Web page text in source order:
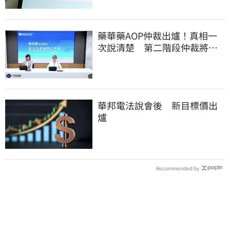
藥華藥AOP仲裁出爐！真相一
次說清楚 第二階段仲裁將聲
華邦電法說會後 新目標價出
爐
Recommended by